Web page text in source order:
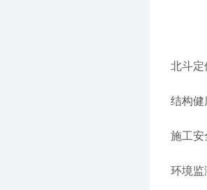
北斗定
结构健
施工安
环境监